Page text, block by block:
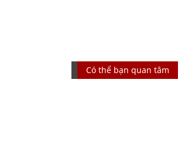
Có thể bạn quan tâm